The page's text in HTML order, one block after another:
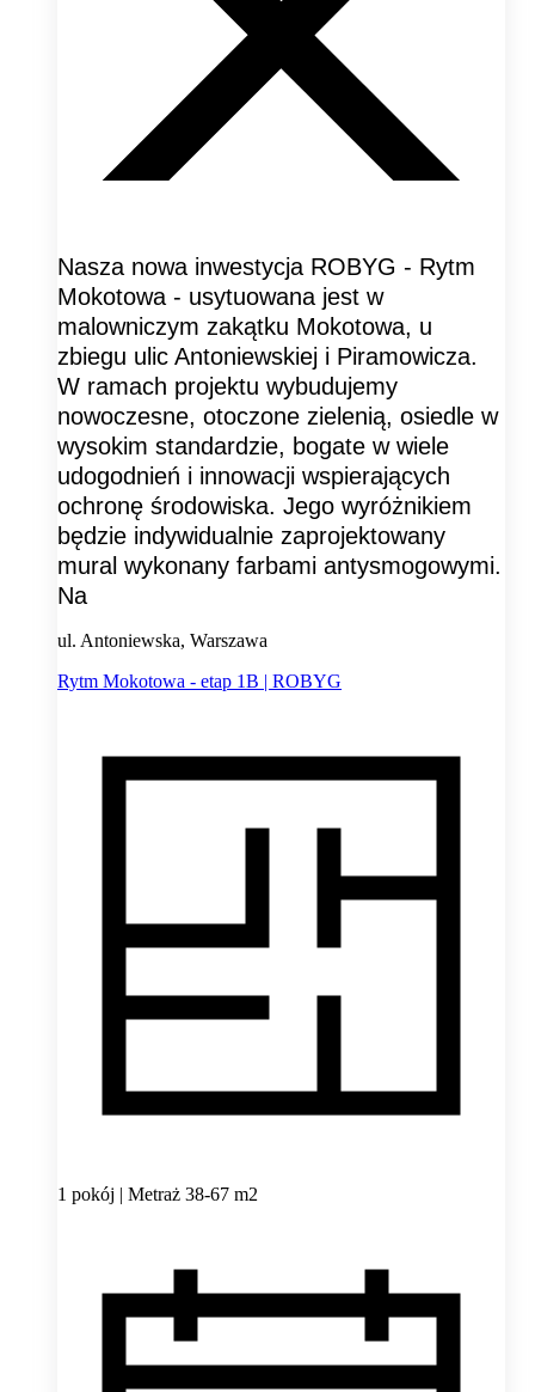
Nasza nowa inwestycja ROBYG - Rytm
Mokotowa - usytuowana jest w
malowniczym zakątku Mokotowa, u
zbiegu ulic Antoniewskiej i Piramowicza.
W ramach projektu wybudujemy
nowoczesne, otoczone zielenią, osiedle w
wysokim standardzie, bogate w wiele
udogodnień i innowacji wspierających
ochronę środowiska. Jego wyróżnikiem
będzie indywidualnie zaprojektowany
mural wykonany farbami antysmogowymi.
Na
ul. Antoniewska, Warszawa
Rytm Mokotowa - etap 1B | ROBYG
1 pokój | Metraż 38-67 m2